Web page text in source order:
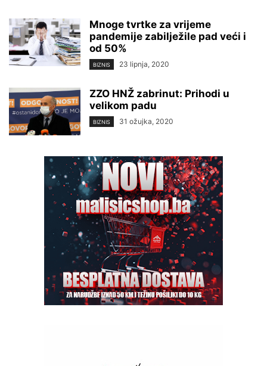
Mnoge tvrtke za vrijeme
pandemije zabilježile pad veći i
od 50%
BIZNIS 23 lipnja, 2020
ZZO HNŽ zabrinut: Prihodi u
velikom padu
BIZNIS 31 ožujka, 2020